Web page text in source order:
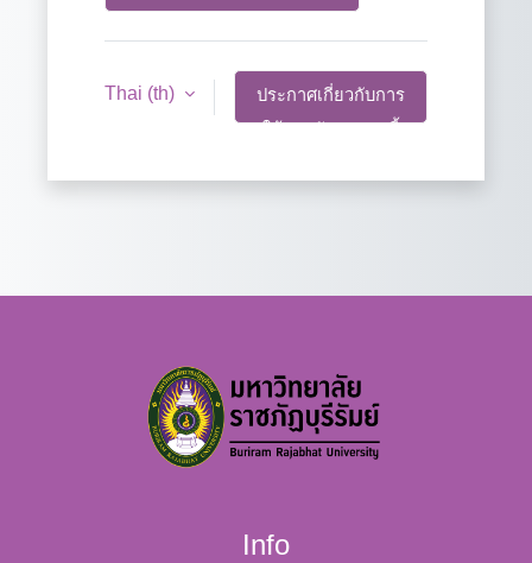
Thai ‎(th)‎
ประกาศเกี่ยวกับการ
Info